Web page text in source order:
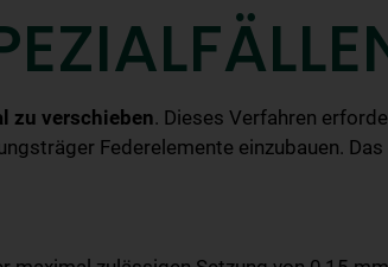
zu verschieben. Dieses Verfahren
Federelemente einzubauen.